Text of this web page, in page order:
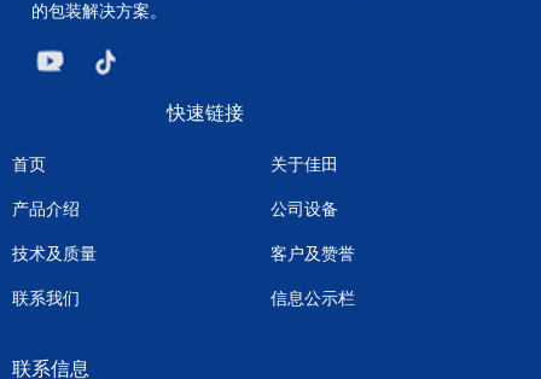
的包装解决方案。
快速链接
首页 关于佳田
产品介绍 公司设备
技术及质量 客户及赞誉
联系我们 信息公示栏
联系信息